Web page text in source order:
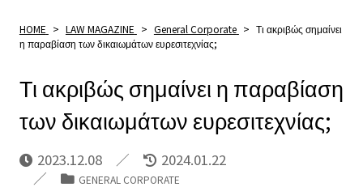
HOME > LAW MAGAZINE > General Corporate > Τι ακριβώς σημαίνει
η παραβίαση των δικαιωμάτων ευρεσιτεχνίας;
Τι ακριβώς σημαίνει η παραβίαση
των δικαιωμάτων ευρεσιτεχνίας;
2023.12.08 2024.01.22
GENERAL CORPORATE